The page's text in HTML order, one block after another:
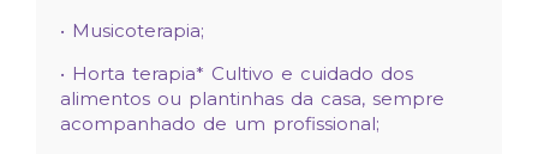
• Musicoterapia;
• Horta terapia* Cultivo e cuidado dos
alimentos ou plantinhas da casa, sempre
acompanhado de um profissional;